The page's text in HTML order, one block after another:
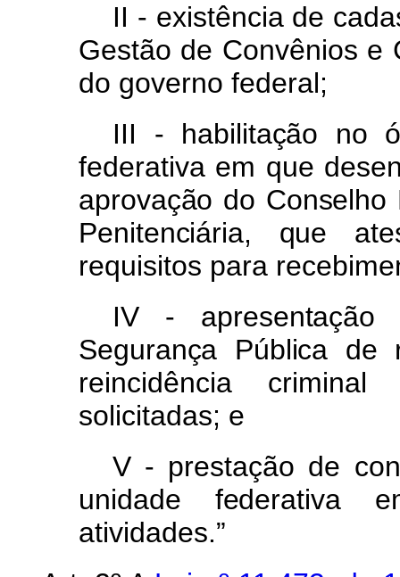
II - existência de
Gestão de Convênios e
do governo federal;
III - habilitação no
federativa em que
aprovação do Conselho
Penitenciária, que
requisitos para
IV - apresentaçã
Segurança Pública de
reincidência
solicitadas; e
V - prestação de
unidade federativa e
atividades.”